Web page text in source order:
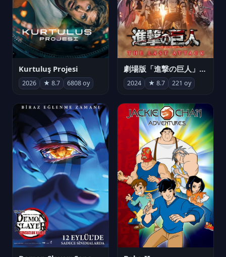
Kurtuluş Projesi
2026 ★ 8.7 6808 oy
劇場版「進撃の巨人」完結編 THE LAST ATTACK
2024 ★ 8.7 221 oy